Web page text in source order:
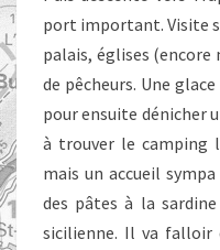
port important. Visite
palais, églises (encore
de pêcheurs. Une
pour ensuite dénicher
à trouver le camping
mais un accueil
des pâtes à la
sicilienne. Il va falloir